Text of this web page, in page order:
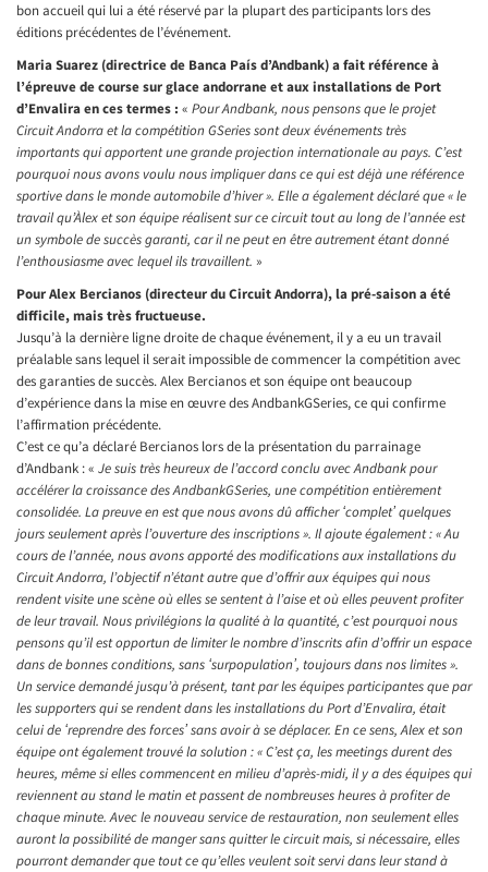
bon accueil qui lui a été réservé par la plupart des participants lors des
éditions précédentes de l’événement.
Maria Suarez (directrice de Banca País d’Andbank) a fait référence à
l’épreuve de course sur glace andorrane et aux installations de Port
d’Envalira en ces termes : « Pour Andbank, nous pensons que le projet
Circuit Andorra et la compétition GSeries sont deux événements très
importants qui apportent une grande projection internationale au pays. C’est
pourquoi nous avons voulu nous impliquer dans ce qui est déjà une référence
sportive dans le monde automobile d’hiver ». Elle a également déclaré que « le
travail qu’Àlex et son équipe réalisent sur ce circuit tout au long de l’année est
un symbole de succès garanti, car il ne peut en être autrement étant donné
l’enthousiasme avec lequel ils travaillent. »
Pour Alex Bercianos (directeur du Circuit Andorra), la pré-saison a été
difficile, mais très fructueuse.
Jusqu’à la dernière ligne droite de chaque événement, il y a eu un travail
préalable sans lequel il serait impossible de commencer la compétition avec
des garanties de succès. Alex Bercianos et son équipe ont beaucoup
d’expérience dans la mise en œuvre des AndbankGSeries, ce qui confirme
l’affirmation précédente.
C’est ce qu’a déclaré Bercianos lors de la présentation du parrainage
d’Andbank : « Je suis très heureux de l’accord conclu avec Andbank pour
accélérer la croissance des AndbankGSeries, une compétition entièrement
consolidée. La preuve en est que nous avons dû afficher ʻcompletʼ quelques
jours seulement après l’ouverture des inscriptions ». Il ajoute également : « Au
cours de l’année, nous avons apporté des modifications aux installations du
Circuit Andorra, l’objectif n’étant autre que d’offrir aux équipes qui nous
rendent visite une scène où elles se sentent à l’aise et où elles peuvent profiter
de leur travail. Nous privilégions la qualité à la quantité, c’est pourquoi nous
pensons qu’il est opportun de limiter le nombre d’inscrits afin d’offrir un espace
dans de bonnes conditions, sans ʻsurpopulationʼ, toujours dans nos limites ».
Un service demandé jusqu’à présent, tant par les équipes participantes que par
les supporters qui se rendent dans les installations du Port d’Envalira, était
celui de ʻreprendre des forcesʼ sans avoir à se déplacer. En ce sens, Alex et son
équipe ont également trouvé la solution : « C’est ça, les meetings durent des
heures, même si elles commencent en milieu d’après-midi, il y a des équipes qui
reviennent au stand le matin et passent de nombreuses heures à profiter de
chaque minute. Avec le nouveau service de restauration, non seulement elles
auront la possibilité de manger sans quitter le circuit mais, si nécessaire, elles
pourront demander que tout ce qu’elles veulent soit servi dans leur stand à